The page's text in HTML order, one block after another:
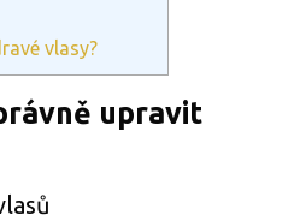
vlasy?
upravit